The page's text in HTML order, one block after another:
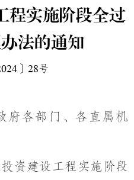
程实施阶段全过
法的通知
〕 28号
府各部门、各直属机
资建设工程实施阶段